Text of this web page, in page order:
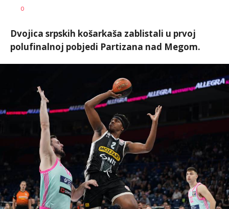
0
Dvojica srpskih košarkaša zablistali u prvoj
polufinalnoj pobjedi Partizana nad Megom.